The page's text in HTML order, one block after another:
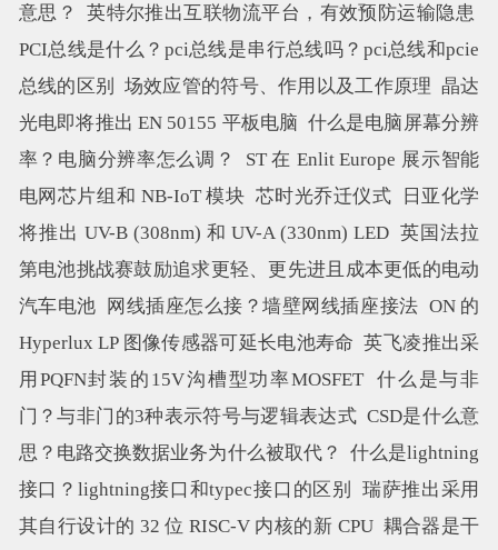
意思？
英特尔推出互联物流平台，有效预防运输隐患
PCI总线是什么？pci总线是串行总线吗？pci总线和pcie
总线的区别
场效应管的符号、作用以及工作原理 晶达
光电即将推出 EN 50155 平板电脑 什么是电脑屏幕分辨
率？电脑分辨率怎么调？
ST 在​​ Enlit Europe 展示智能
电网芯片组和 NB-IoT 模块 芯时光乔迁仪式
日亚化学
将推出 UV-B (308nm) 和 UV-A (330nm) LED 英国法拉
第电池挑战赛鼓励追求更轻、更先进且成本更低的电动
汽车电池
网线插座怎么接？墙壁网线插座接法 ON 的
Hyperlux LP 图像传感器可延长电池寿命 英飞凌推出采
用PQFN封装的15V沟槽型功率MOSFET
什么是与非
门？与非门的3种表示符号与逻辑表达式 CSD是什么意
思？电路交换数据业务为什么被取代？
什么是lightning
接口？lightning接口和typec接口的区别
瑞萨推出采用
其自行设计的 32 位 RISC-V 内核的新 CPU 耦合器是干